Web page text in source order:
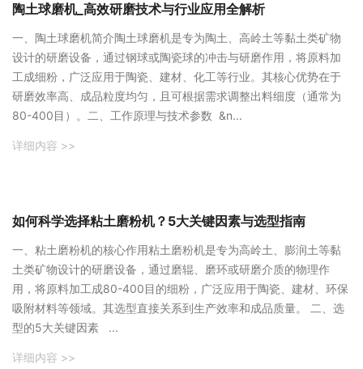
陶土球磨机_高效研磨技术与行业应用全解析
一、陶土球磨机简介陶土球磨机是专为陶土、高岭土等黏土类矿物
设计的研磨设备，通过钢球或陶瓷球的冲击与研磨作用，将原料加
工成细粉，广泛应用于陶瓷、建材、化工等行业。其核心优势在于
研磨效率高、成品粒度均匀，且可根据需求调整出料细度（通常为
80-400目）。二、工作原理与技术参数 &n...
详细内容 >>
如何科学选择粘土磨粉机？5大关键因素与选型指南
一、粘土磨粉机的核心作用粘土磨粉机是专为高岭土、膨润土等黏
土类矿物设计的研磨设备，通过磨辊、磨环或研磨介质的物理作
用，将原料加工成80-400目的细粉，广泛应用于陶瓷、建材、环保
吸附材料等领域。其选型直接关系到生产效率和成品质量。 二、选
型的5大关键因素 ...
详细内容 >>